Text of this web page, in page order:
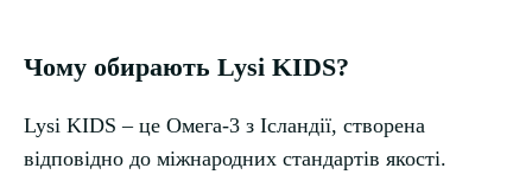
Чому обирають Lysi KIDS?
Lysi KIDS – це Омега-3 з Ісландії, створена
відповідно до міжнародних стандартів якості.